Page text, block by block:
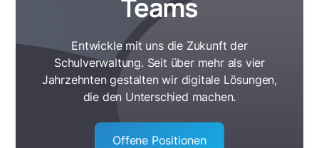
Teams
Entwickle mit uns die Zukunft der
Schulverwaltung. Seit über mehr als vier
Jahrzehnten gestalten wir digitale Lösungen,
die den Unterschied machen.
Offene Positionen